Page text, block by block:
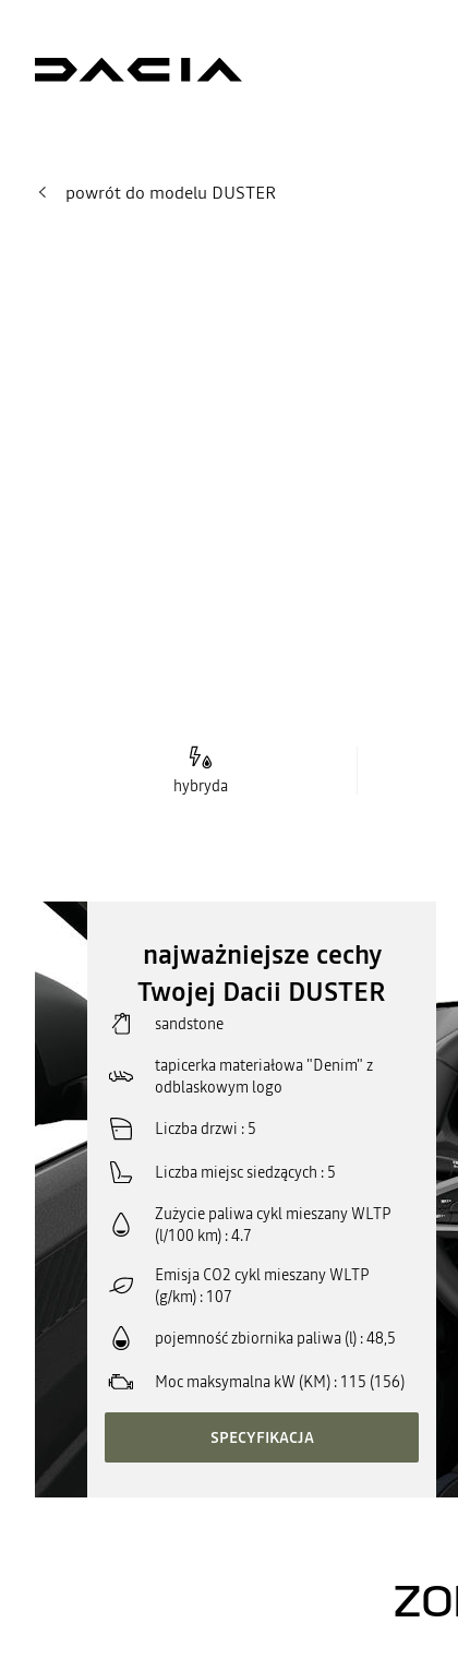
powrót do modelu DUSTER
hybryda
najważniejsze cechy
Twojej Dacii DUSTER
sandstone
tapicerka materiałowa "Denim" z
odblaskowym logo
Liczba drzwi 5
Liczba miejsc siedzących 5
Zużycie paliwa cykl mieszany WLTP
(l/100 km) 4.7
Emisja CO2 cykl mieszany WLTP
(g/km) 107
pojemność zbiornika paliwa (l) 48,5
Moc maksymalna kW (KM) 115 (156)
SPECYFIKACJA